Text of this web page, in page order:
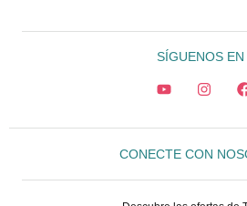
SÍGUENOS EN
CONECTE CON